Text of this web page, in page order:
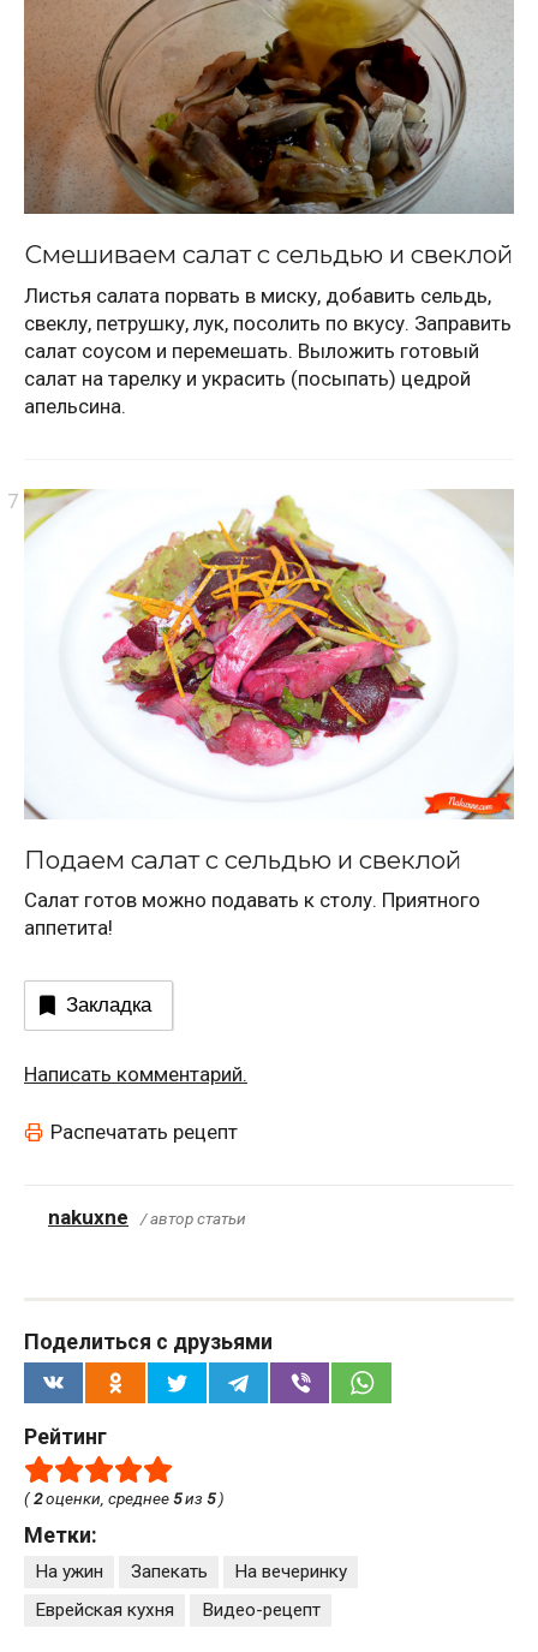
Смешиваем салат с сельдью и свеклой
Листья салата порвать в миску, добавить сельдь,
свеклу, петрушку, лук, посолить по вкусу. Заправить
салат соусом и перемешать. Выложить готовый
салат на тарелку и украсить (посыпать) цедрой
апельсина.
Подаем салат с сельдью и свеклой
Салат готов можно подавать к столу. Приятного
аппетита!
Закладка
Написать комментарий.
Распечатать рецепт
nakuxne / автор статьи
Поделиться с друзьями
Рейтинг
(2оценки, среднее5из 5)
Метки:
На ужин Запекать
На вечеринку
Еврейская кухня
Видео-рецепт